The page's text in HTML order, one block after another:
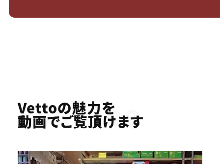
Youtube
Vettoの魅力を
動画でご覧頂けます